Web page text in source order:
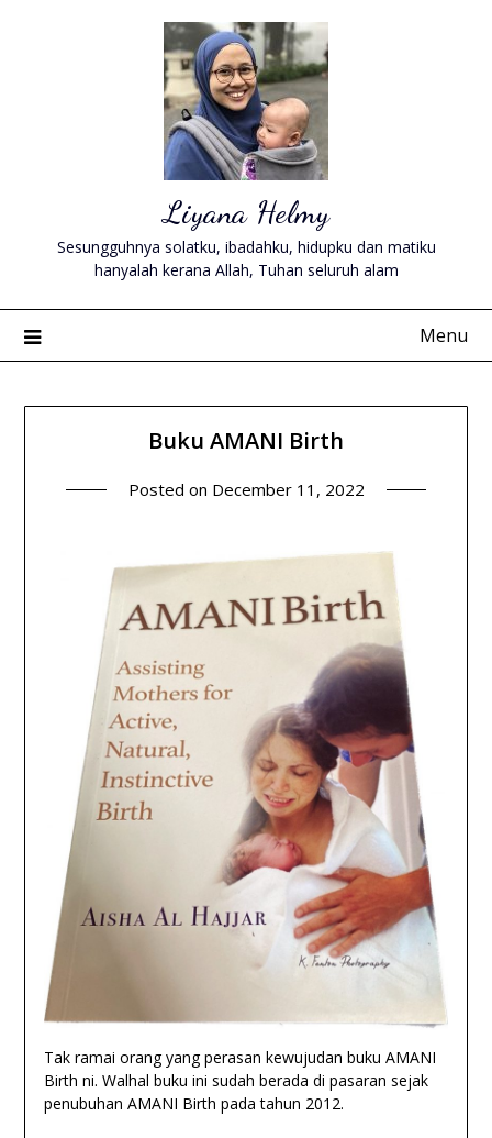
Liyana Helmy
Sesungguhnya solatku, ibadahku, hidupku dan matiku
hanyalah kerana Allah, Tuhan seluruh alam
Menu
Buku AMANI Birth
Posted on December 11, 2022
Tak ramai orang yang perasan kewujudan buku AMANI
Birth ni. Walhal buku ini sudah berada di pasaran sejak
penubuhan AMANI Birth pada tahun 2012.